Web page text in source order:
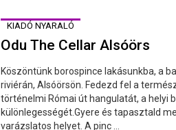
KIADÓ NYARALÓ
Odu The Cellar Alsóörs
Köszöntünk borospince lakásunkba, a
riviérán, Alsóörsön. Fedezd fel a
történelmi Római út hangulatát, a helyi
különlegességét.Gyere és tapasztald
varázslatos helyet. A pinc ...